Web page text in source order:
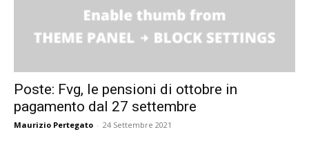
Poste: Fvg, le pensioni di ottobre in
pagamento dal 27 settembre
Maurizio Pertegato - 24 Settembre 2021